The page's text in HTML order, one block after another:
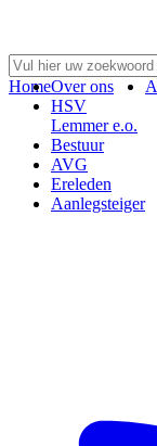
HomeOver ons
HSV
Lemmer e.o.
Bestuur
AVG
Ereleden
Aanlegsteiger